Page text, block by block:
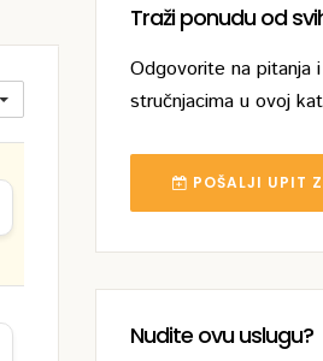
Traži ponudu od
Odgovorite na pitanja
stručnjacima u ovoj
POŠALJI UPIT
Nudite ovu uslugu?